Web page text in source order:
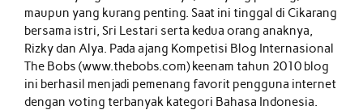
maupun yang kurang penting. Saat ini tinggal di Cikarang
bersama istri, Sri Lestari serta kedua orang anaknya,
Rizky dan Alya. Pada ajang Kompetisi Blog Internasional
The Bobs (www.thebobs.com) keenam tahun 2010 blog
ini berhasil menjadi pemenang favorit pengguna internet
dengan voting terbanyak kategori Bahasa Indonesia.